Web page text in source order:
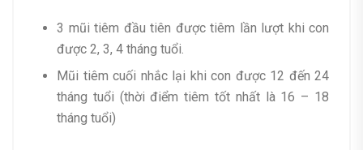
3 mũi tiêm đầu tiên được tiêm lần lượt khi con
được 2, 3, 4 tháng tuổi.
Mũi tiêm cuối nhắc lại khi con được 12 đến 24
tháng tuổi (thời điểm tiêm tốt nhất là 16 – 18
tháng tuổi)